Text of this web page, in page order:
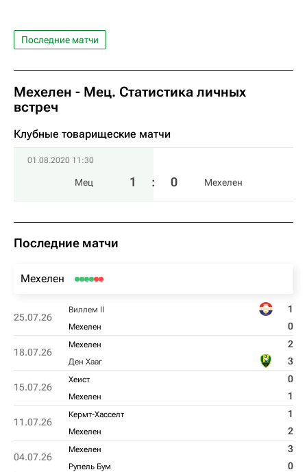
Последние матчи
Мехелен - Мец. Статистика личных
встреч
Клубные товарищеские матчи
01.08.2020 11:30
Мец 1 : 0 Мехелен
Последние матчи
Мехелен
25.07.26
Виллем II 1
Мехелен 0
18.07.26
Мехелен 2
Ден Хааг 3
15.07.26
Хеист 0
Мехелен 1
11.07.26
Кермт-Хасселт 1
Мехелен 2
04.07.26
Мехелен 3
Рупель Бум 0